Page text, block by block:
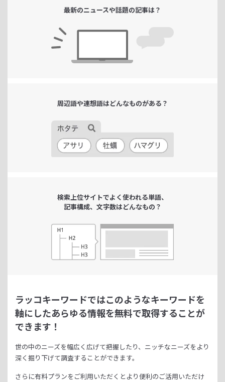
最新のニュースや話題の記事は？
周辺語や連想語はどんなものがある？
検索上位サイトでよく使われる単語、
記事構成、文字数はどんなもの？
ラッコキーワードではこのようなキーワードを
軸にしたあらゆる情報を無料で取得することが
できます！
世の中のニーズを幅広く広げて把握したり、 ニッチなニーズをより
深く掘り下げて調査することができます。
さらに有料プランをご利用いただくとより便利のご活用いただけ